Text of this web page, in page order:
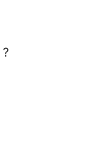
?